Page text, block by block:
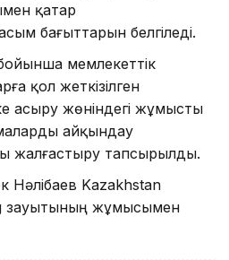
қатар
бағыттарын белгіледі.
мемлекеттік
қол жеткізілген
асыру жөніндегі жұмысты
айқындау
жалғастыру тапсырылды.
Нәлібаев Kazakhstan
зауытының жұмысымен